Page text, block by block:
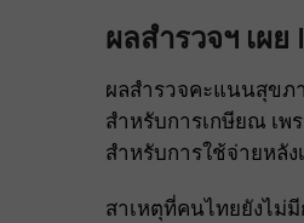
ผลสำรวจฯ เผย
ผลสำรวจคะแนนสุขภ
สำหรับการเกษียณ เพ
สำหรับการใช้จ่ายหลั
สาเหตุที่คนไทยยังไม่